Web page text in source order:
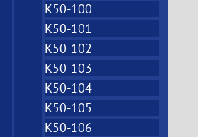
К50-100
К50-101
К50-102
К50-103
К50-104
К50-105
К50-106